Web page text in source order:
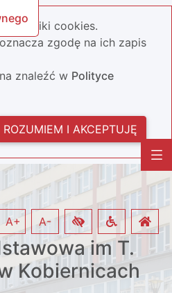
pliki cookies.
zgodę na ich zapis
znaleźć w Polityce
ROZUMIEM I AKCEPTUJĘ
im T.
Kobiernicach
A+ A-